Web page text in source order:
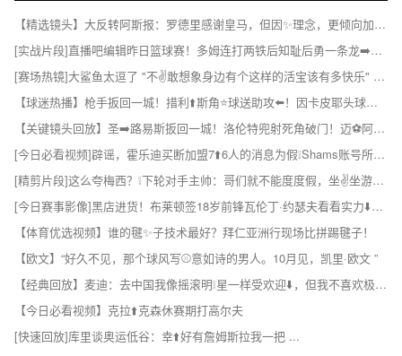
【精选镜头】大反转阿斯报：罗德里感谢皇马，但因✨理念，更倾向加盟巴萨⚾
[实战片段]直播吧编辑昨日篮球赛！多姆连打两铁后知耻后勇一条龙➡️连过数人！⚽
[赛场热镜]大鲨鱼太逗了 "不✌️敢想象身边有个这样的活宝该有多快乐" ...⬅️
【球迷热播】枪手扳回一城！措利⬆️斯角⭐球送助攻⬅️！因卡皮耶头球破门！
【关键镜头回放】圣➡️路易斯扳回一城！洛伦特兜射死角破门！迈⚽阿密4-2领先！
[今日必看视频]辟谣，霍乐迪买断加盟7⬆️6人的消息为假❕Shams账号所发 ✨！
[精剪片段]这么夸梅西？❕下轮对手主帅：哥们就不能度度假，坐✌️坐游艇吗？
[今日赛事影像]黑店进货！布莱顿签18岁前锋瓦伦丁·约瑟夫看看实力⬇️如何？
【体育优选视频】谁的毽✨子技术最好？拜仁亚洲行现场比拼踢毽子！
【欧文】“好久不见，那个球风写⚾意如诗的男人。10月见，凯里·欧文 ”
【经典回放】麦迪：去中国我像摇滚明❕星一样受欢迎⬇️，但我不喜欢极端的粉丝
【今日必看视频】克拉⬆️克森休赛期打高尔夫
[快速回放]库里谈奥运低谷：幸⬆️好有詹姆斯拉我一把 ...